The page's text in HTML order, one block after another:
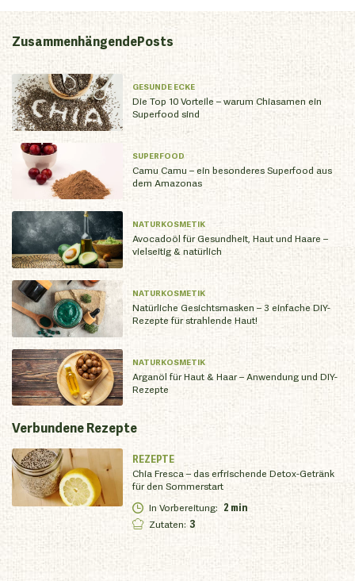
ZusammenhängendePosts
GESUNDE ECKE
Die Top 10 Vorteile – warum Chiasamen ein
Superfood sind
SUPERFOOD
Camu Camu – ein besonderes Superfood aus
dem Amazonas
NATURKOSMETIK
Avocadoöl für Gesundheit, Haut und Haare –
vielseitig & natürlich
NATURKOSMETIK
Natürliche Gesichtsmasken – 3 einfache DIY-
Rezepte für strahlende Haut!
NATURKOSMETIK
Arganöl für Haut & Haar – Anwendung und DIY-
Rezepte
VerbundeneRezepte
REZEPTE
Chia Fresca – das erfrischende Detox-Getränk
für den Sommerstart
In Vorbereitung: 2 min
Zutaten: 3